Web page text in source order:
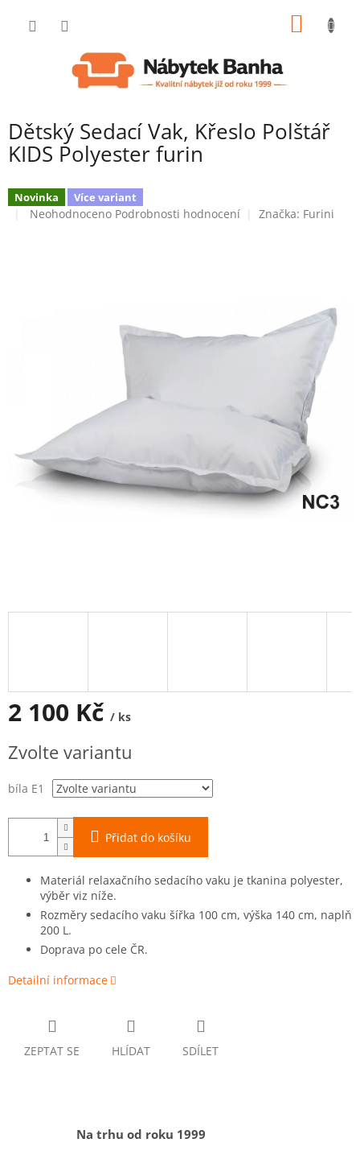
Dětský Sedací Vak, Křeslo Polštář
KIDS Polyester furin
Novinka Více variant
Průměrné
Neohodnoceno Podrobnosti hodnocení Značka: Furini
2 100 Kč / ks
cena:
Zvolte variantu
bíla E1
Přidat do košíku
Materiál relaxačního sedacího vaku je tkanina polyester,
výběr viz níže.
Rozměry sedacího vaku šířka 100 cm, výška 140 cm, naplň
200 L.
Doprava po cele ČR.
Detailní informace
ZEPTAT SE HLÍDAT SDÍLET
Na trhu od roku 1999